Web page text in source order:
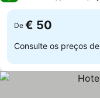
De € 50
Consulte os preços de